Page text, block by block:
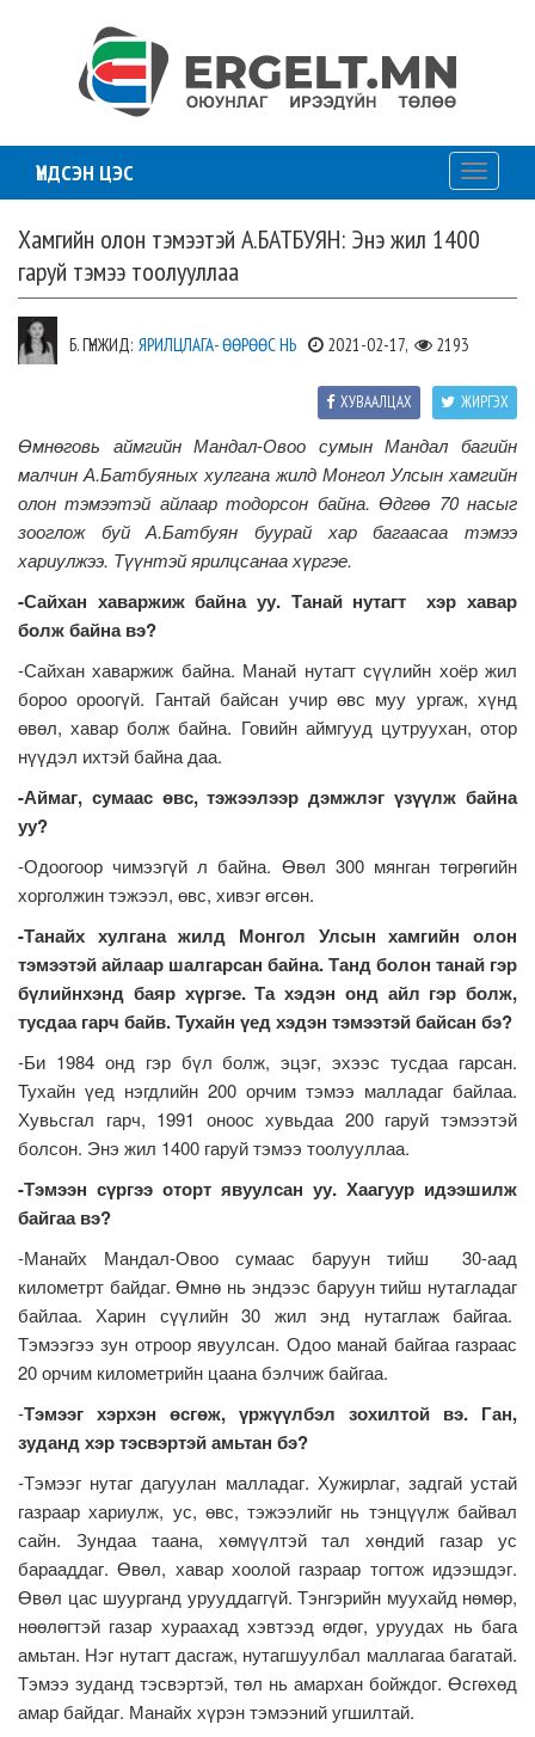
ҮНДСЭН ЦЭС
Toggle
Хамгийн олон тэмээтэй А.БАТБУЯН: Энэ жил 1400
гаруй тэмээ тоолууллаа
Б. ГҮНЖИД: ЯРИЛЦЛАГА- ӨӨРӨӨС НЬ 2021-02-17, 2193
ЖИРГЭХ
ХУВААЛЦАХ
Өмнөговь аймгийн Мандал-Овоо сумын Мандал багийн
малчин А.Батбуяных хулгана жилд Монгол Улсын хамгийн
олон тэмээтэй айлаар тодорсон байна. Өдгөө 70 насыг
зооглож буй А.Батбуян буурай хар багаасаа тэмээ
хариулжээ. Түүнтэй ярилцсанаа хүргэе.
-Сайхан хаваржиж байна уу. Танай нутагт хэр хавар
болж байна вэ?
-Сайхан хаваржиж байна. Манай нутагт сүүлийн хоёр жил
бороо ороогүй. Гантай байсан учир өвс муу ургаж, хүнд
өвөл, хавар болж байна. Говийн аймгууд цутруухан, отор
нүүдэл ихтэй байна даа.
-Аймаг, сумаас өвс, тэжээлээр дэмжлэг үзүүлж байна
уу?
-Одоогоор чимээгүй л байна. Өвөл 300 мянган төгрөгийн
хорголжин тэжээл, өвс, хивэг өгсөн.
-Танайх хулгана жилд Монгол Улсын хамгийн олон
тэмээтэй айлаар шалгарсан байна. Танд болон танай гэр
бүлийнхэнд баяр хүргэе. Та хэдэн онд айл гэр болж,
тусдаа гарч байв. Тухайн үед хэдэн тэмээтэй байсан бэ?
-Би 1984 онд гэр бүл болж, эцэг, эхээс тусдаа гарсан.
Тухайн үед нэгдлийн 200 орчим тэмээ малладаг байлаа.
Хувьсгал гарч, 1991 оноос хувьдаа 200 гаруй тэмээтэй
болсон. Энэ жил 1400 гаруй тэмээ тоолууллаа.
-Тэмээн сүргээ оторт явуулсан уу. Хаагуур идээшилж
байгаа вэ?
-Манайх Мандал-Овоо сумаас баруун тийш 30-аад
километрт байдаг. Өмнө нь эндээс баруун тийш нутагладаг
байлаа. Харин сүүлийн 30 жил энд нутаглаж байгаа.
Тэмээгээ зун отроор явуулсан. Одоо манай байгаа газраас
20 орчим километрийн цаана бэлчиж байгаа.
-Тэмээг хэрхэн өсгөж, үржүүлбэл зохилтой вэ. Ган,
зуданд хэр тэсвэртэй амьтан бэ?
-Тэмээг нутаг дагуулан малладаг. Хужирлаг, задгай устай
газраар хариулж, ус, өвс, тэжээлийг нь тэнцүүлж байвал
сайн. Зундаа таана, хөмүүлтэй тал хөндий газар ус
барааддаг. Өвөл, хавар хоолой газраар тогтож идээшдэг.
Өвөл цас шуурганд урууддаггүй. Тэнгэрийн муухайд нөмөр,
нөөлөгтэй газар хураахад хэвтээд өгдөг, уруудах нь бага
амьтан. Нэг нутагт дасгаж, нутагшуулбал маллагаа багатай.
Тэмээ зуданд тэсвэртэй, төл нь амархан бойждог. Өсгөхөд
амар байдаг. Манайх хүрэн тэмээний угшилтай.